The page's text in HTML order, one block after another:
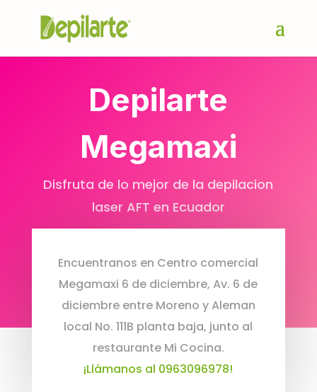
Depilarte
Megamaxi
Disfruta de lo mejor de la depilacion
laser AFT en Ecuador
Encuentranos en Centro comercial
Megamaxi 6 de diciembre, Av. 6 de
diciembre entre Moreno y Aleman
local No. 111B planta baja, junto al
restaurante Mi Cocina.
¡Llámanos al 0963096978!